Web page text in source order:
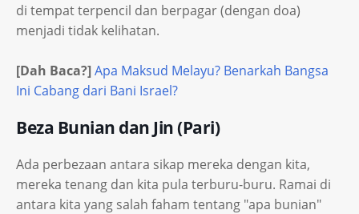
di tempat terpencil dan berpagar (dengan doa)
menjadi tidak kelihatan.
[Dah Baca?]Apa Maksud Melayu? Benarkah Bangsa
Ini Cabang dari Bani Israel?
Beza Bunian dan Jin (Pari)
Ada perbezaan antara sikap mereka dengan kita,
mereka tenang dan kita pula terburu-buru. Ramai di
antara kita yang salah faham tentang "apa bunian"